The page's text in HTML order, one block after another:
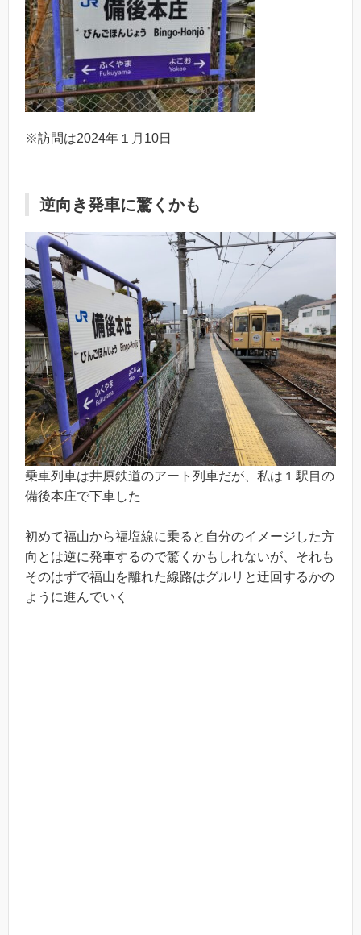
※訪問は2024年１月10日
逆向き発車に驚くかも
乗車列車は井原鉄道のアート列車だが、私は１駅目の
備後本庄で下車した
初めて福山から福塩線に乗ると自分のイメージした方
向とは逆に発車するので驚くかもしれないが、それも
そのはずで福山を離れた線路はグルリと迂回するかの
ように進んでいく